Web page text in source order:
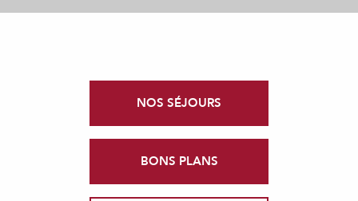
NOS SÉJOURS
BONS PLANS